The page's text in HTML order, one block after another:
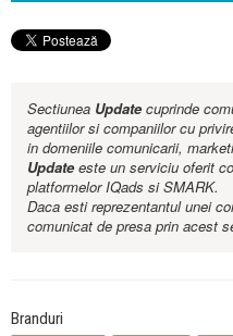
Sectiunea Updatecuprinde
agentiilor si companiilor cu
in domeniile comunicarii,
Updateeste un serviciu oferit
platformelor IQads si SMARK.
Daca esti reprezentantul unei
comunicat de presa prin acest
Branduri